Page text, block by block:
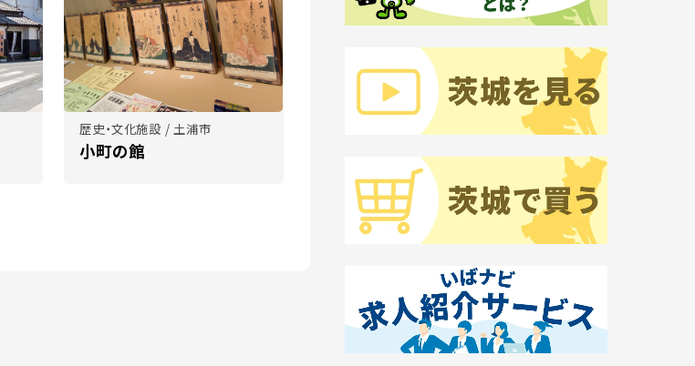
歴史・文化施設 / 土浦市
小町の館